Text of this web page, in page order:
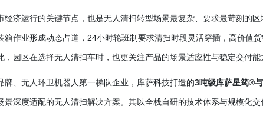
经济运行的关键节点，也是无人清扫转型场景最复杂、要求最苛刻的
作业形成动态占道， 24小时轮班制要求清扫时段灵活穿插，高价值
园区在选择无人清扫车时，也更关注产品的场景适应性与稳定交付能
牌、无人环卫机器人第一梯队企业，库萨科技打造的3吨级库萨星筠®
景深度适配的无人清扫解决方案。其以全栈自研的技术体系与规模化